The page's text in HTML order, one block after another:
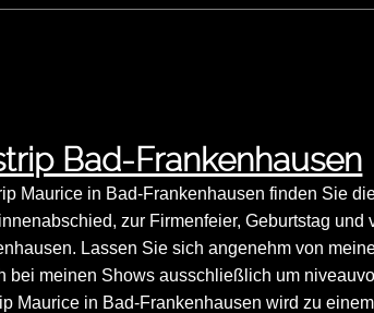
Bad-Frankenhausen
Maurice in Bad-Frankenhausen finden Sie
zur Firmenfeier, Geburtstag und
Lassen Sie sich angenehm von
bei meinen Shows ausschließlich um
Maurice in Bad-Frankenhausen wird zu